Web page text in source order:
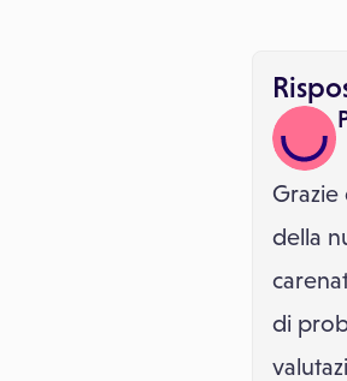
Grazie
della
di